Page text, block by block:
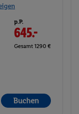
p.P.
645.-
Gesamt 1290 €
Buchen